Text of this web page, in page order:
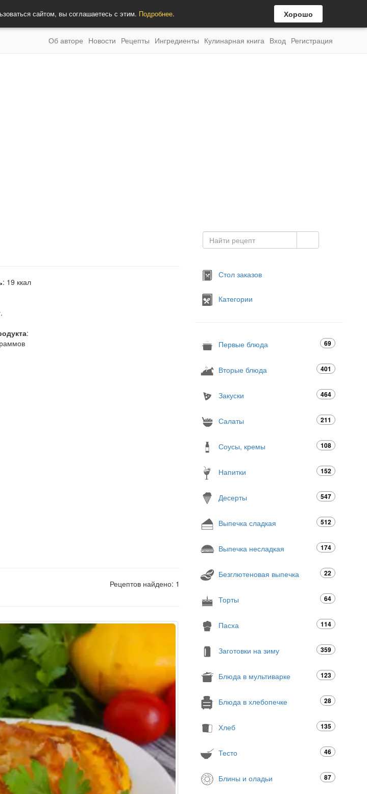
сайтом, вы соглашаетесь с этим. Подробнее. Хорошо
Об авторе Новости Рецепты Ингредиенты Кулинарная книга Вход Регистрация
: 19 ккал
:
Рецептов найдено: 1
Стол заказов
Категории
Первые блюда 69
Вторые блюда 401
Закуски 464
Салаты 211
Соусы, кремы 108
Напитки 152
Десерты 547
Выпечка сладкая 512
Выпечка несладкая 174
Безглютеновая выпечка 22
Торты 64
Пасха 114
Заготовки на зиму 359
Блюда в мультиварке 123
Блюда в хлебопечке 28
Хлеб 135
Тесто 46
Блины и оладьи 87